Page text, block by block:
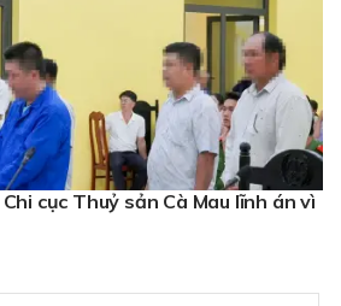
cục Thuỷ sản Cà Mau lĩnh án vì